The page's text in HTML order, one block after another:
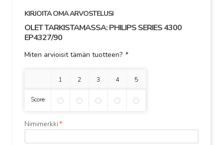
KIRJOITA OMA ARVOSTELUSI
OLET TARKISTAMASSA:PHILIPS SERIES 4300
EP4327/90
Miten arvioisit tämän tuotteen? *
1 tähti 2 tähteä3 tähteä4 tähteä5 tähteä
Score
*
Nimimerkki